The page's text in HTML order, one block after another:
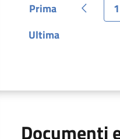
Pagina
Prima Pagina1
Pagina
Ultima
Documenti